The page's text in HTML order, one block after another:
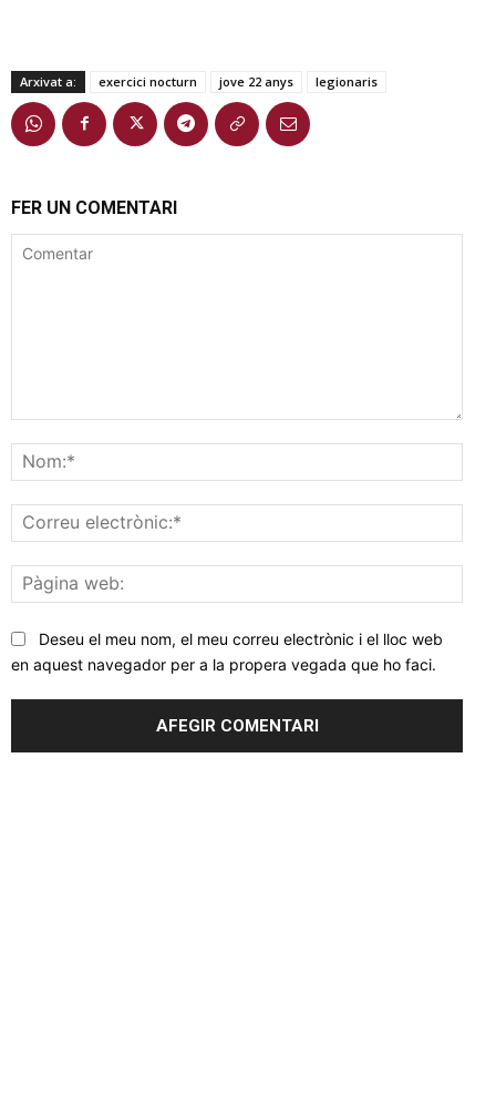
Arxivat a: exercici nocturn jove 22 anys legionaris
FER UN COMENTARI
web:
Deseu el meu nom, el meu correu electrònic i el lloc web
en aquest navegador per a la propera vegada que ho faci.